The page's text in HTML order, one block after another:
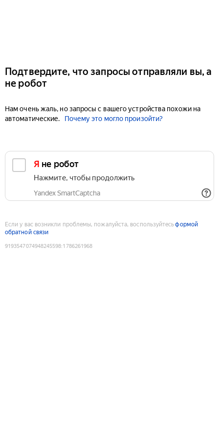
Подтвердите, что запросы отправляли вы, а
не робот
Нам очень жаль, но запросы с вашего устройства похожи на
автоматические.
Почему это могло произойти?
Я не робот
Нажмите, чтобы продолжить
Yandex SmartCaptcha
Если у вас возникли проблемы, пожалуйста, воспользуйтесьформой
обратной связи
9193547074948245598:1786261968